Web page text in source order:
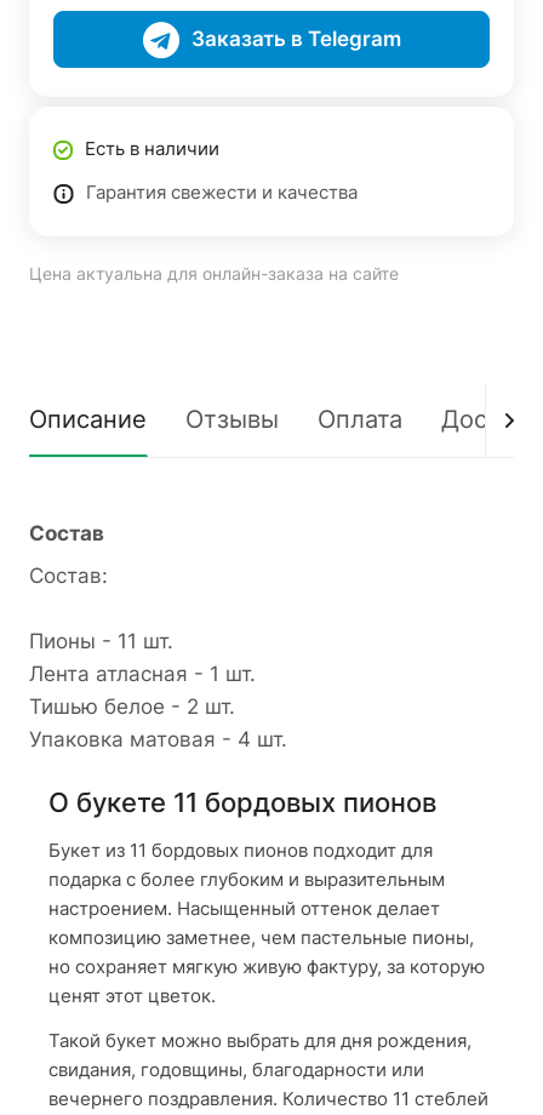
Заказать в Telegram
Есть в наличии
Гарантия свежести и качества
Цена актуальна для онлайн-заказа на сайте
Описание Отзывы Оплата
Состав
Состав:
Пионы - 11 шт.
Лента атласная - 1 шт.
Тишью белое - 2 шт.
Упаковка матовая - 4 шт.
О букете 11 бордовых пионов
Букет из 11 бордовых пионов подходит для
подарка с более глубоким и выразительным
настроением. Насыщенный оттенок делает
композицию заметнее, чем пастельные пионы,
но сохраняет мягкую живую фактуру, за которую
ценят этот цветок.
Такой букет можно выбрать для дня рождения,
свидания, годовщины, благодарности или
вечернего поздравления. Количество 11 стеблей